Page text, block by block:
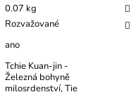
0.07 kg
Rozvažované
ano
Tchie Kuan-jin -
Železná bohyně
milosrdenství, Tie